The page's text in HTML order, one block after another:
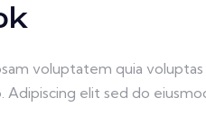
voluptatem quia
Adipiscing elit sed do